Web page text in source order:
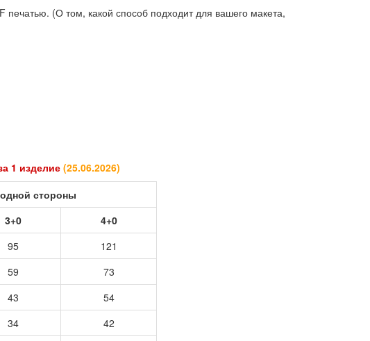
(О том, какой способ подходит для вашего макета,
1 изделие (25.06.2026)
стороны
3+0
4+0
95
121
59
73
43
54
34
42